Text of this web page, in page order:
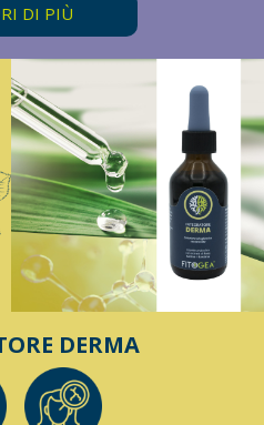
DI PIÙ
DERMA